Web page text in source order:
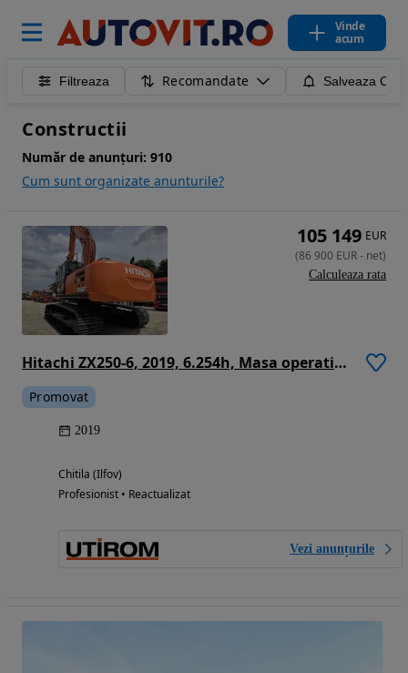
Vinde
acum
Filtreaza Recomandate Salveaza
Constructii
Număr de anunțuri: 910
Cum sunt organizate anunturile?
Hitachi ZX250-6, 2019, 6.254h, Masa operationala 27,1tone, cupa NOUA 1,55mc, cupla rapida, lant 80% bun doar 1.109h deplasare, consum mediu 12,5l/h, ad sapare 7m, camera spate si laterale, ridica 16,2 avertizare antirasturnare, 3 pompe hidr, PROMOTIE 86.900
Promovat
2019
Chitila (Ilfov)
Profesionist • Reactualizat
Vezi anunțurile
105 149 EUR
(86 900 EUR- net)
Calculeaza rata